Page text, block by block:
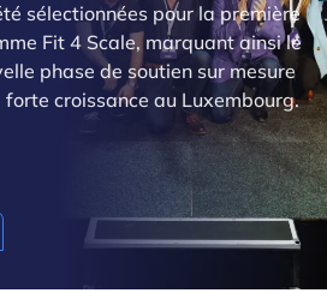
sélectionnées pour la première
Fit 4 Scale, marquant ainsi le
phase de soutien sur mesure
croissance au Luxembourg.